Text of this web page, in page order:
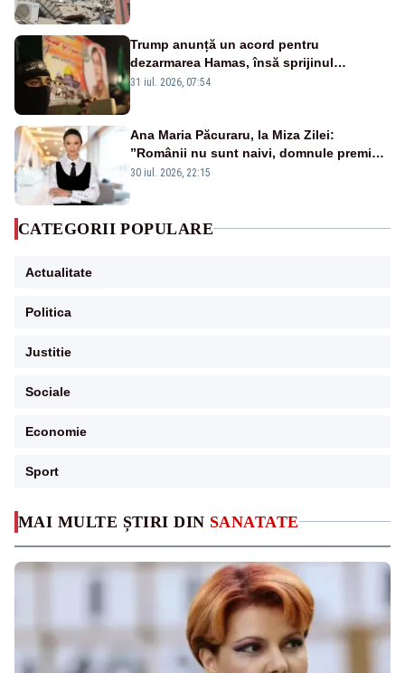
MAI MULTE ȘTIRI DIN SANATATE
Trump anunță un acord pentru
dezarmarea Hamas, însă sprijinul
Israelului rămâne incert
31 iul. 2026, 07:54
Ana Maria Păcuraru, la Miza Zilei:
”Românii nu sunt naivi, domnule premier
Bolojan”
30 iul. 2026, 22:15
CATEGORII POPULARE
Actualitate
Politica
Justitie
Sociale
Economie
Sport